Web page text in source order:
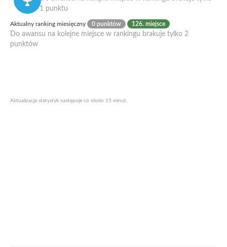
1 punktu
Aktualny ranking miesięczny 0 punktów 126. miejsce
Do awansu na kolejne miejsce w rankingu brakuje tylko 2
punktów
Aktualizacja statystyk następuje co około 15 minut.